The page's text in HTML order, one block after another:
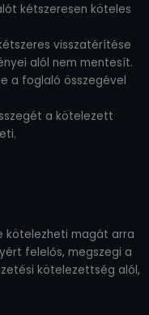
kétszeresen köteles
visszatérítése
alól nem mentesít.
a foglaló összegével
a kötelezett
kötelezheti magát arra
felelős, megszegi a
kötelezettség alól,